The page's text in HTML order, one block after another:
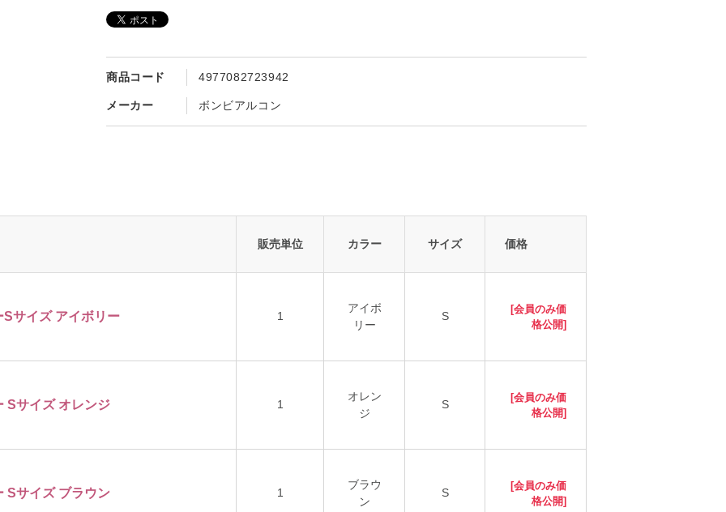
商品コード 4977082723942
メーカー ボンビアルコン
販売単位 カラー サイズ 価格
サイズ アイボリー 1
アイボ
リー
S
[会員のみ価
格公開]
Sサイズ オレンジ 1
オレン
ジ
S
[会員のみ価
格公開]
Sサイズ ブラウン 1
ブラウ
ン
S
[会員のみ価
格公開]